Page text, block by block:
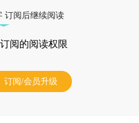
订阅后继续阅读
阅的阅读权限
订阅/会员升级